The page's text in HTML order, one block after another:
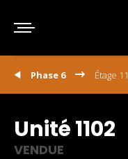
Phase 6 Étage 11
Unité 1102
VENDUE